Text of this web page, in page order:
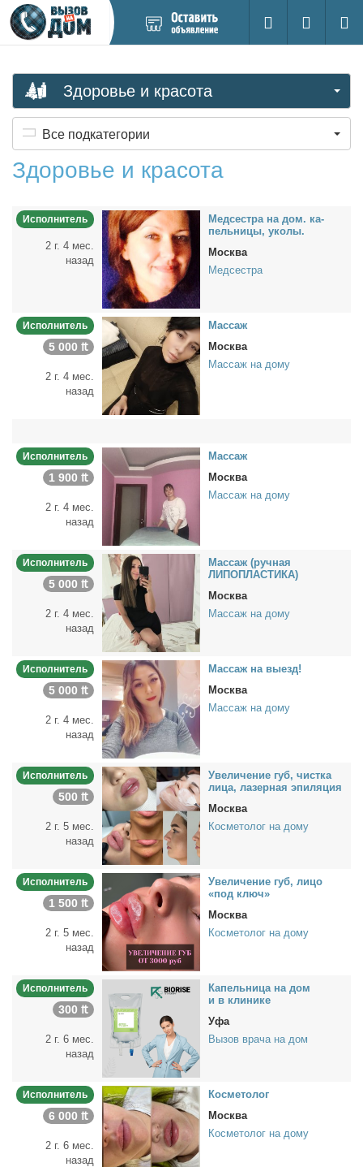
новое
Поиск
Вход на
Здоровье и красота
Все подкатегории
Здоровье и красота
Исполнитель
2 г. 4 мес.
назад
Мед­сест­ра на дом. ка­
пель­ни­цы, уко­лы.
Москва
Медсестра
Исполнитель
5 000 ₶
2 г. 4 мес.
назад
Мас­саж
Москва
Массаж на дому
Исполнитель
1 900 ₶
2 г. 4 мес.
назад
Мас­саж
Москва
Массаж на дому
Исполнитель
5 000 ₶
2 г. 4 мес.
назад
Мас­саж (руч­ная
ЛИПОПЛАСТИКА)
Москва
Массаж на дому
Исполнитель
5 000 ₶
2 г. 4 мес.
назад
Мас­саж на вы­езд!
Москва
Массаж на дому
Исполнитель
500 ₶
2 г. 5 мес.
назад
Уве­ли­че­ние губ, чист­ка
ли­ца, ла­зер­ная эпи­ля­ция
Москва
Косметолог на дому
Исполнитель
1 500 ₶
2 г. 5 мес.
назад
Уве­ли­че­ние губ, ли­цо
«под ключ»
Москва
Косметолог на дому
Исполнитель
300 ₶
2 г. 6 мес.
назад
Ка­пель­ни­ца на дом
и в кли­ни­ке
Уфа
Вызов врача на дом
Исполнитель
6 000 ₶
2 г. 6 мес.
назад
Кос­ме­то­лог
Москва
Косметолог на дому